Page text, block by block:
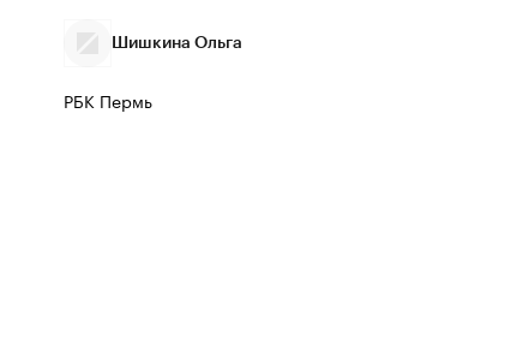
Шишкина Ольга
РБК Пермь